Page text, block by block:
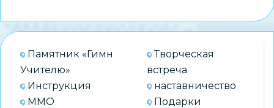
образовательных
Памятник «Гимн
Учителю»
Инструкция
ММО
Творческая
встреча
наставничество
Подарки